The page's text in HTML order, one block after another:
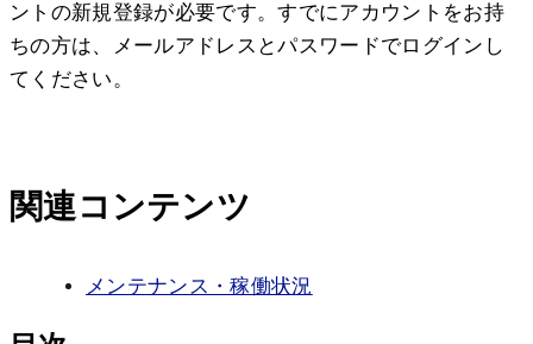
ントの新規登録が必要です。すでにアカウントをお持
ちの方は、メールアドレスとパスワードでログインし
てください。
関連コンテンツ
メンテナンス・稼働状況